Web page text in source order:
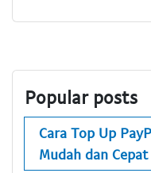
Popular posts
Cara Top Up
Mudah dan Cepat